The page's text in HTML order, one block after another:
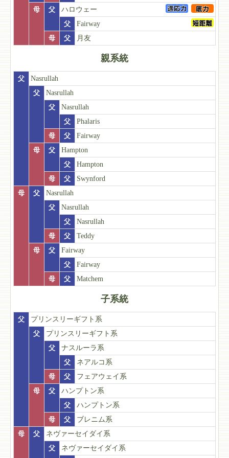
母
父
ハロウェー
父
Fairway
母
父 月友
親系統
父
Nasrullah
父
Nasrullah
父
Nasrullah
父
Phalaris
母
父
Fairway
母
父
Hampton
父
Hampton
母
父
Swynford
母
父
Nasrullah
父
Nasrullah
父
Nasrullah
母
父
Teddy
母
父
Fairway
父
Fairway
母
父 Matchem
子系統
父
プリンスリーギフト系
父
プリンスリーギフト系
父
ナスルーラ系
父
ネアルコ系
母
父
フェアウェイ系
母
父
ハンプトン系
父
ハンプトン系
母
父
ブレニム系
母
父
ネヴァーセイダイ系
父
ネヴァーセイダイ系